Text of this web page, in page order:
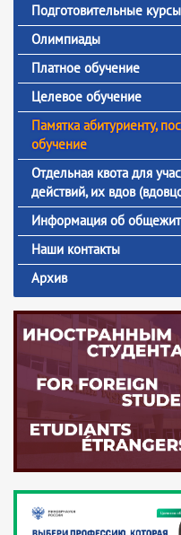
Подготовительные курсы
Олимпиады
Платное обучение
Целевое обучение
Памятка абитуриенту,
обучение
Отдельная квота для
действий, их вдов
Информация об
Наши контакты
Архив